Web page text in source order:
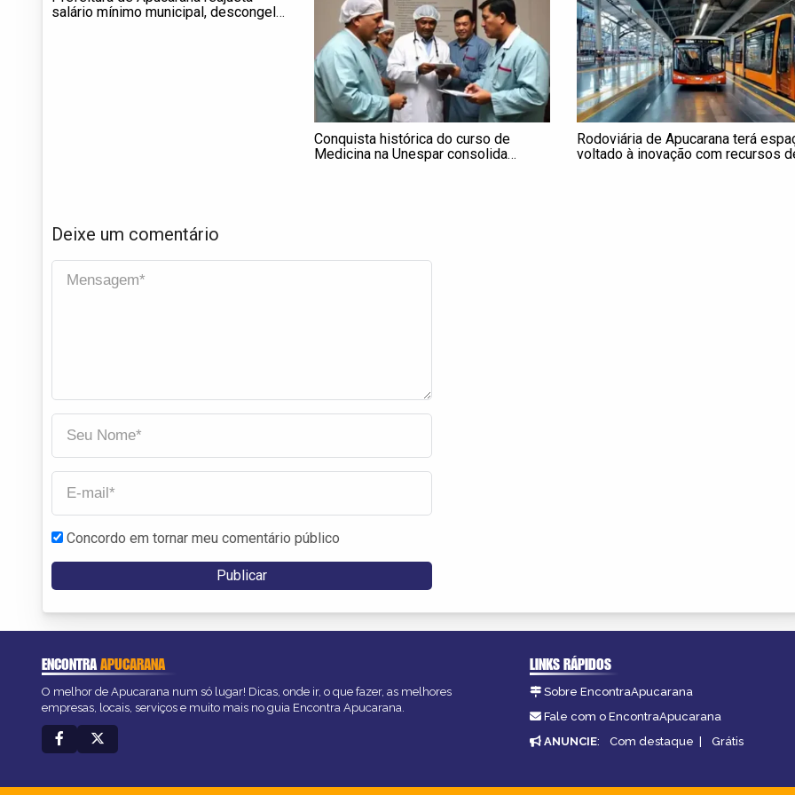
salário mínimo municipal, descongela
Conquista histórica do curso de
Medicina na Unespar consolida
Rodoviária de Apucarana terá
voltado à inovação com recursos
Deixe um comentário
Concordo em tornar meu comentário público
ENCONTRAAPUCARANA
O melhor de Apucarana num só lugar! Dicas, onde ir, o que fazer, as melhores
empresas, locais, serviços e muito mais no guia Encontra Apucarana.
LINKS RÁPIDOS
Sobre EncontraApucarana
Fale com o EncontraApucarana
ANUNCIE: Com destaque | Grátis